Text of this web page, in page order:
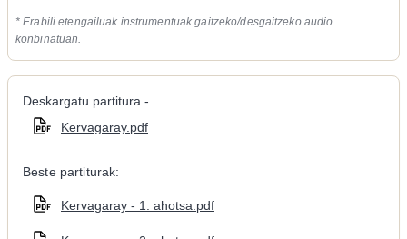
* Erabili etengailuak instrumentuak gaitzeko/desgaitzeko audio
konbinatuan.
Deskargatu partitura -
Kervagaray.pdf
Beste partiturak:
Kervagaray - 1. ahotsa.pdf